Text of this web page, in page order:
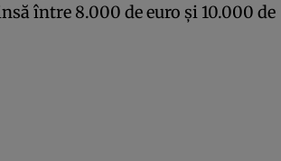
între 8.000 de euro şi 10.000 de